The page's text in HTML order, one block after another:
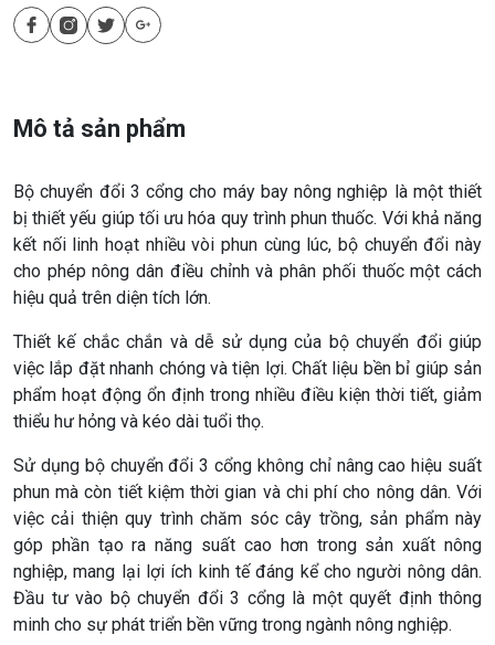
Mô tả sản phẩm
Bộ chuyển đổi 3 cổng cho máy bay nông nghiệp là một thiết
bị thiết yếu giúp tối ưu hóa quy trình phun thuốc. Với khả năng
kết nối linh hoạt nhiều vòi phun cùng lúc, bộ chuyển đổi này
cho phép nông dân điều chỉnh và phân phối thuốc một cách
hiệu quả trên diện tích lớn.
Thiết kế chắc chắn và dễ sử dụng của bộ chuyển đổi giúp
việc lắp đặt nhanh chóng và tiện lợi. Chất liệu bền bỉ giúp sản
phẩm hoạt động ổn định trong nhiều điều kiện thời tiết, giảm
thiểu hư hỏng và kéo dài tuổi thọ.
Sử dụng bộ chuyển đổi 3 cổng không chỉ nâng cao hiệu suất
phun mà còn tiết kiệm thời gian và chi phí cho nông dân. Với
việc cải thiện quy trình chăm sóc cây trồng, sản phẩm này
góp phần tạo ra năng suất cao hơn trong sản xuất nông
nghiệp, mang lại lợi ích kinh tế đáng kể cho người nông dân.
Đầu tư vào bộ chuyển đổi 3 cổng là một quyết định thông
minh cho sự phát triển bền vững trong ngành nông nghiệp.